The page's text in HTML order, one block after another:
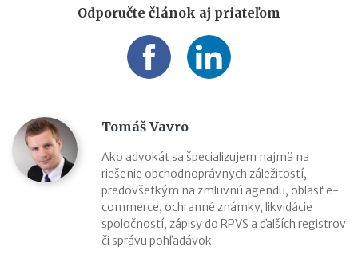
Odporučte článok aj priateľom
Tomáš Vavro
Ako advokát sa špecializujem najmä na
riešenie obchodnoprávnych záležitostí,
predovšetkým na zmluvnú agendu, oblasť e-
commerce, ochranné známky, likvidácie
spoločností, zápisy do RPVS a ďalších registrov
či správu pohľadávok.